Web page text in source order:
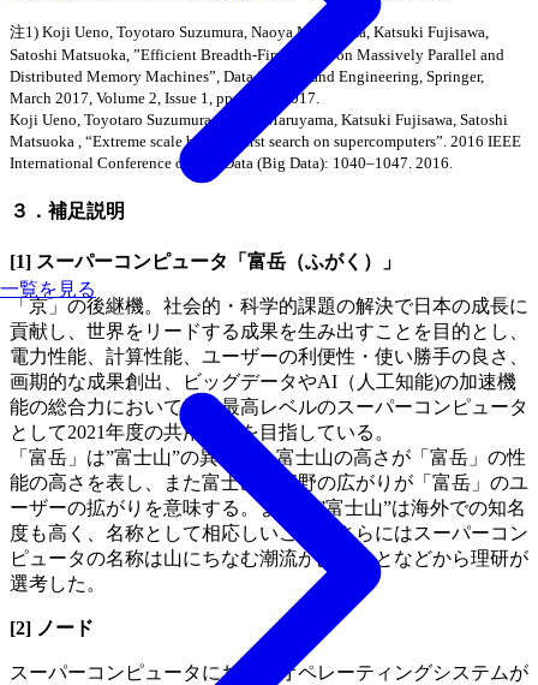
一覧を見る
注1) Koji Ueno, Toyotaro Suzumura, Naoya Maruyama, Katsuki Fujisawa,
Satoshi Matsuoka, ”Efficient Breadth-First Search on Massively Parallel and
Distributed Memory Machines”, Data Science and Engineering, Springer,
March 2017, Volume 2, Issue 1, pp 22-35, 2017.
Koji Ueno, Toyotaro Suzumura, Naoya Maruyama, Katsuki Fujisawa, Satoshi
Matsuoka , “Extreme scale breadth-first search on supercomputers”. 2016 IEEE
International Conference on Big Data (Big Data): 1040–1047. 2016.
３．補足説明
[1] スーパーコンピュータ「富岳（ふがく）」
「京」の後継機。社会的・科学的課題の解決で日本の成長に
貢献し、世界をリードする成果を生み出すことを目的とし、
電力性能、計算性能、ユーザーの利便性・使い勝手の良さ、
画期的な成果創出、ビッグデータやAI（人工知能)の加速機
能の総合力において世界最高レベルのスーパーコンピュータ
として2021年度の共用開始を目指している。
「富岳」は”富士山”の異名で、富士山の高さが「富岳」の性
能の高さを表し、また富士山の裾野の広がりが「富岳」のユ
ーザーの拡がりを意味する。また、”富士山”は海外での知名
度も高く、名称として相応しいこと、さらにはスーパーコン
ピュータの名称は山にちなむ潮流があることなどから理研が
選考した。
[2] ノード
スーパーコンピュータにおけるオペレーティングシステムが